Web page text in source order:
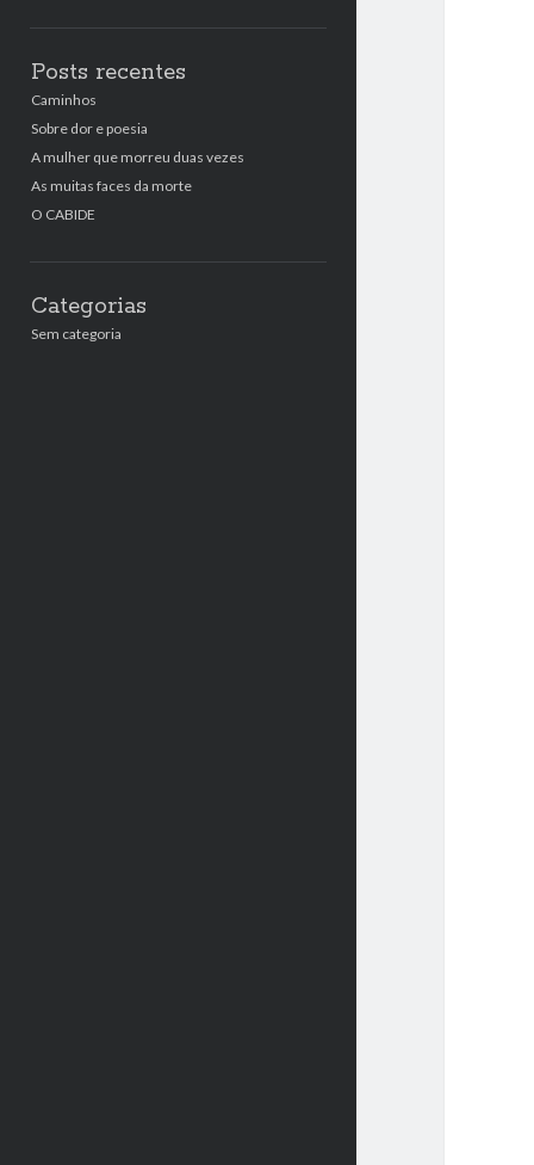
Posts recentes
Caminhos
Sobre dor e poesia
A mulher que morreu duas vezes
As muitas faces da morte
O CABIDE
Categorias
Sem categoria